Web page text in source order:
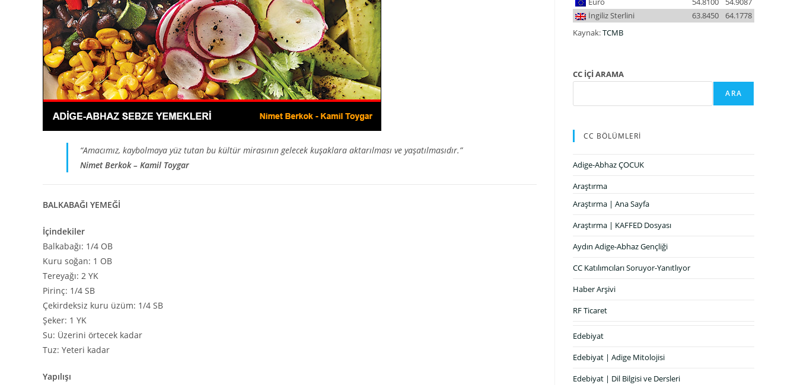
“Amacımız, kaybolmaya yüz tutan bu kültür mirasının gelecek kuşaklara aktarılması ve yaşatılmasıdır.”
Nimet Berkok – Kamil Toygar
BALKABAĞI YEMEĞİ
İçindekiler
Balkabağı: 1/4 OB
Kuru soğan: 1 OB
Tereyağı: 2 YK
Pirinç: 1/4 SB
Çekirdeksiz kuru üzüm: 1/4 SB
Şeker: 1 YK
Su: Üzerini örtecek kadar
Tuz: Yeteri kadar
Yapılışı
İngiliz Sterlini
64.1778
63.8450
Kaynak:TCMB
CC İÇİ ARAMA
ARA
CC BÖLÜMLERİ
Adige-Abhaz ÇOCUK
Araştırma
Araştırma | Ana Sayfa
Araştırma | KAFFED Dosyası
Aydın Adige-Abhaz Gençliği
CC Katılımcıları Soruyor-Yanıtlıyor
Haber Arşivi
RF Ticaret
Edebiyat
Edebiyat | Adige Mitolojisi
Edebiyat | Dil Bilgisi ve Dersleri